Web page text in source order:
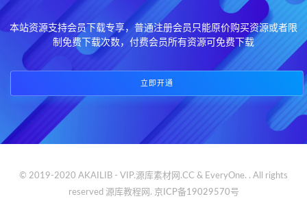
本站资源支持会员下载专享，普通注册会员只能原价购买资源或者限
制免费下载次数，付费会员所有资源可免费下载
立即开通
© 2019-2020 AKAILIB - VIP.源库素材网.CC & EveryOne. . All rights
reserved 源库教程网. 京ICP备19029570号